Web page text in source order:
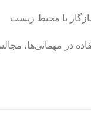
با محیط زیست
در مهمانی‌ها،